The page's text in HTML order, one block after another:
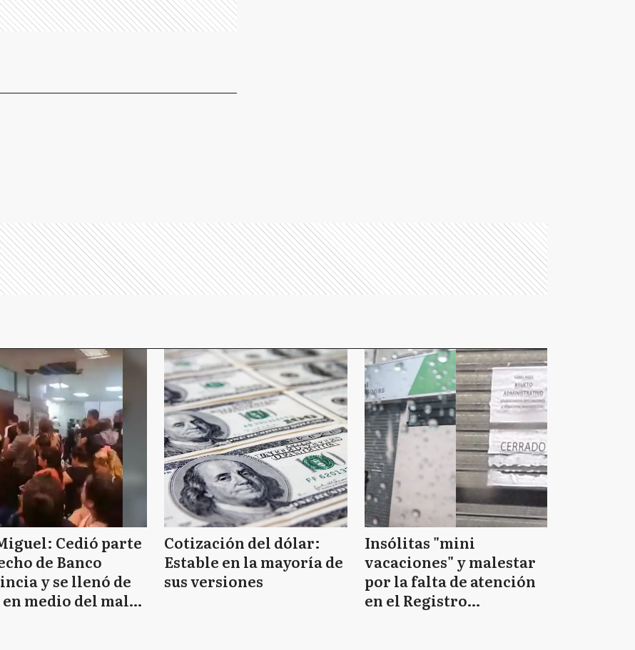
Cedió parte
de Banco
y se llenó de
en medio del mal
Cotización del dólar:
Estable en la mayoría de
sus versiones
Insólitas "mini
vacaciones" y malestar
por la falta de atención
en el Registro